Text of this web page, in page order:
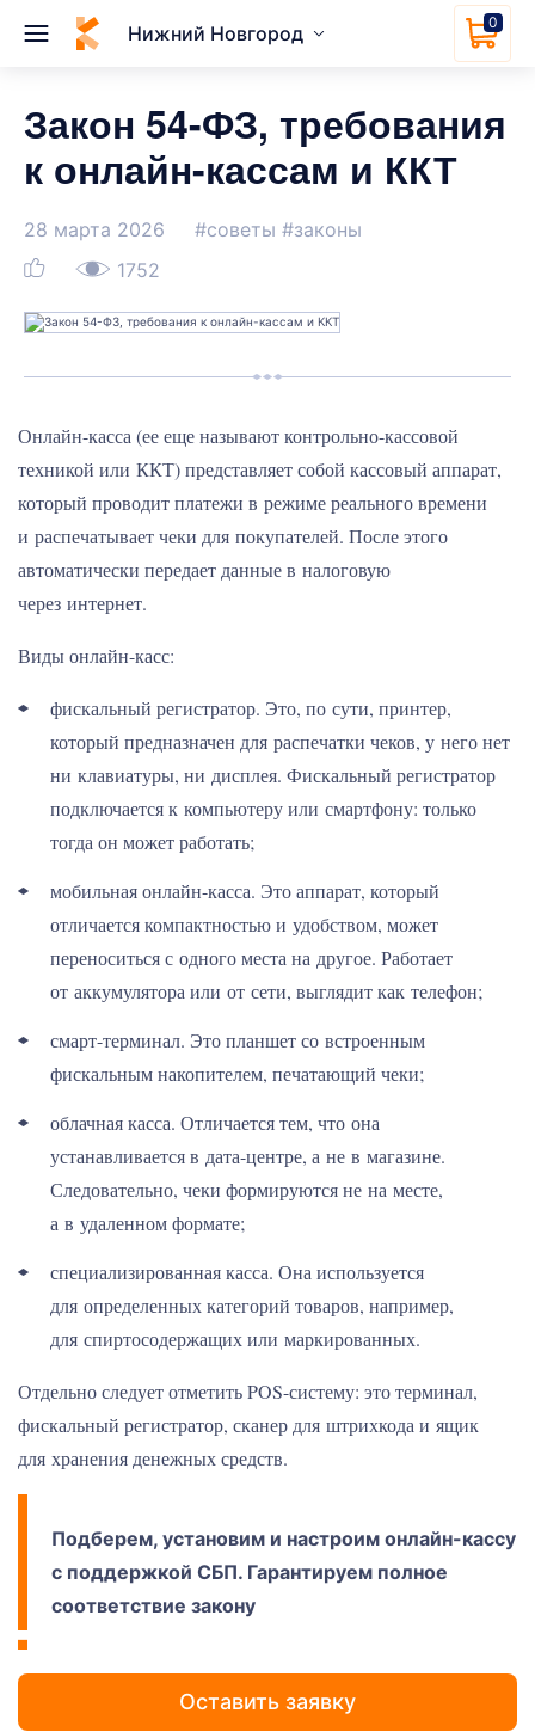
Нижний Новгород 0
Закон 54-ФЗ, требования
к онлайн-кассам и ККТ
28 марта 2026 #советы #законы
1752
Онлайн-касса (ее еще называют контрольно-кассовой
техникой или ККТ) представляет собой кассовый аппарат,
который проводит платежи в режиме реального времени
и распечатывает чеки для покупателей. После этого
автоматически передает данные в налоговую
через интернет.
Виды онлайн-касс:
фискальный регистратор. Это, по сути, принтер,
который предназначен для распечатки чеков, у него нет
ни клавиатуры, ни дисплея. Фискальный регистратор
подключается к компьютеру или смартфону: только
тогда он может работать;
мобильная онлайн-касса. Это аппарат, который
отличается компактностью и удобством, может
переноситься с одного места на другое. Работает
от аккумулятора или от сети, выглядит как телефон;
смарт-терминал. Это планшет со встроенным
фискальным накопителем, печатающий чеки;
облачная касса. Отличается тем, что она
устанавливается в дата-центре, а не в магазине.
Следовательно, чеки формируются не на месте,
а в удаленном формате;
специализированная касса. Она используется
для определенных категорий товаров, например,
для спиртосодержащих или маркированных.
Отдельно следует отметить POS-систему: это терминал,
фискальный регистратор, сканер для штрихкода и ящик
для хранения денежных средств.
Подберем, установим и настроим онлайн-кассу
с поддержкой СБП. Гарантируем полное
соответствие закону
Оставить заявку